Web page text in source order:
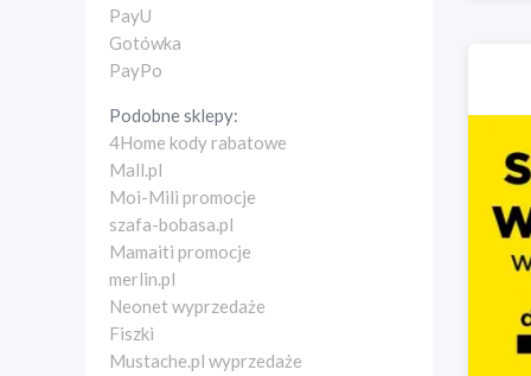
PayU
Gotówka
PayPo
Podobne sklepy:
4Home kody rabatowe
Mall.pl
Moi-Mili promocje
szafa-bobasa.pl
Mamaiti promocje
merlin.pl
Neonet wyprzedaże
Fiszki
Mustache.pl wyprzedaże